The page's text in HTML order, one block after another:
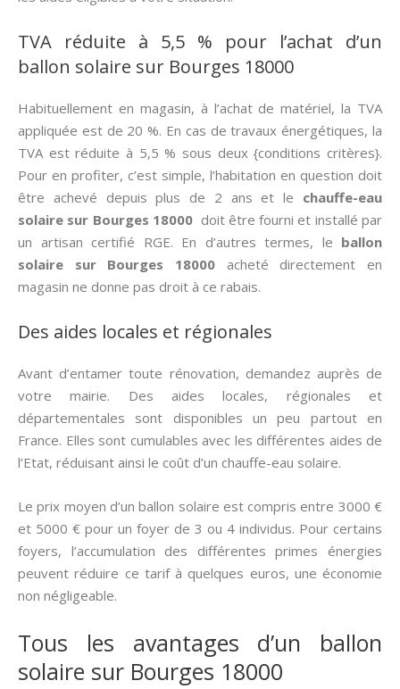
TVA réduite à 5,5 % pour l’achat d’un
ballon solaire sur Bourges 18000
Habituellement en magasin, à l’achat de matériel, la TVA
appliquée est de 20 %. En cas de travaux énergétiques, la
TVA est réduite à 5,5 % sous deux {conditions critères}.
Pour en profiter, c’est simple, l’habitation en question doit
être achevé depuis plus de 2 ans et le chauffe-eau
solaire sur Bourges 18000doit être fourni et installé par
un artisan certifié RGE. En d’autres termes, le ballon
solaire sur Bourges 18000 acheté directement en
magasin ne donne pas droit à ce rabais.
Des aides locales et régionales
Avant d’entamer toute rénovation, demandez auprès de
votre mairie. Des aides locales, régionales et
départementales sont disponibles un peu partout en
France. Elles sont cumulables avec les différentes aides de
l’Etat, réduisant ainsi le coût d’un chauffe-eau solaire.
Le prix moyen d’un ballon solaire est compris entre 3000 €
et 5000 € pour un foyer de 3 ou 4 individus. Pour certains
foyers, l’accumulation des différentes primes énergies
peuvent réduire ce tarif à quelques euros, une économie
non négligeable.
Tous les avantages d’un ballon
solaire sur Bourges 18000